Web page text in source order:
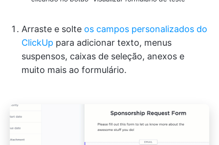
Arraste e solte os campos personalizados do
ClickUp para adicionar texto, menus
suspensos, caixas de seleção, anexos e
muito mais ao formulário.